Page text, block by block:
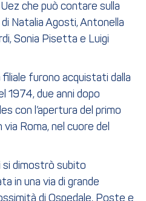
che può contare sulla
Natalia Agosti, Antonella
Sonia Pisetta e Luigi
furono acquistati dalla
1974, due anni dopo
con l’apertura del primo
Roma, nel cuore del
si dimostrò subito
in una via di grande
di Ospedale, Poste e